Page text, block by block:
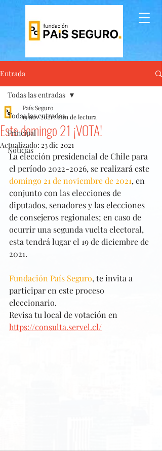
Entrada
Todas las entradas
Principal
Noticias
Todas las entradas
Este domingo 21 ¡VOTA!
País Seguro
19 nov 20211 min de lectura
Actualizado: 23 dic 2021
La elección presidencial de Chile para
el período 2022-2026, se realizará este
domingo 21 de noviembre de 2021, en
conjunto con las elecciones de
diputados, senadores y las elecciones
de consejeros regionales; en caso de
ocurrir una segunda vuelta electoral,
esta tendrá lugar el 19 de diciembre de
2021.
Fundación País Seguro, te invita a
participar en este proceso
eleccionario.
Revisa tu local de votación en
https://consulta.servel.cl/